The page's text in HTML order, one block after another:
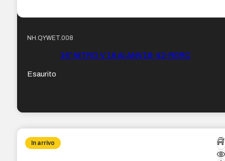
NH.QYWET.008
16″ NITRO V 16 AI ANV16-42-R0RC
Esaurito
In arrivo